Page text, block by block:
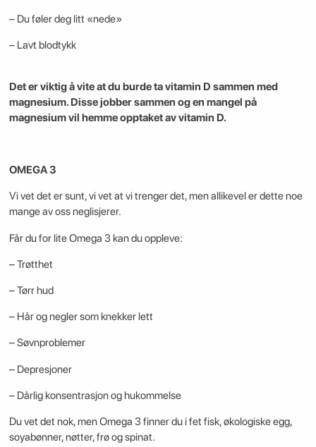
– Du føler deg litt «nede»
– Lavt blodtykk
Det er viktig å vite at du burde ta vitamin D sammen med
magnesium. Disse jobber sammen og en mangel på
magnesium vil hemme opptaket av vitamin D.
OMEGA 3
Vi vet det er sunt, vi vet at vi trenger det, men allikevel er dette noe
mange av oss neglisjerer.
Får du for lite Omega 3 kan du oppleve:
– Trøtthet
– Tørr hud
– Hår og negler som knekker lett
– Søvnproblemer
– Depresjoner
– Dårlig konsentrasjon og hukommelse
Du vet det nok, men Omega 3 finner du i fet fisk, økologiske egg,
soyabønner, nøtter, frø og spinat.